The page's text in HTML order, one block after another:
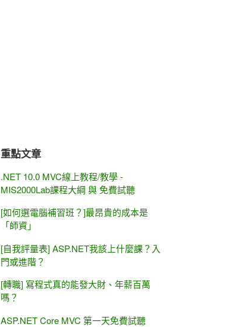
重點文章
.NET 10.0 MVC線上教程/教學 -
MIS2000Lab課程大綱 與 免費試聽
[如何選電腦補習班？]最昂貴的成本是
「師資」
[自我評量表] ASP.NET我該上什麼課？入
門或進階？
[轉職] 寫程式真的能發大財、年薪百萬
嗎？
ASP.NET Core MVC 第一天免費試聽